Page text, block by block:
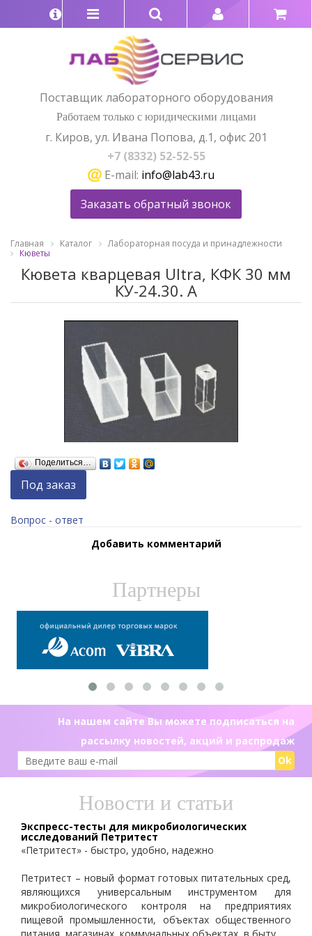
Поставщик лабораторного оборудования
Работаем только с юридическими лицами
г. Киров, ул. Ивана Попова, д.1, офис 201
+7 (8332) 52-52-55
E-mail: info@lab43.ru
Заказать обратный звонок
Главная Каталог
Лабораторная посуда и принадлежности
Кюветы
Кювета кварцевая Ultra, КФК 30 мм
КУ-24.30. А
Поделиться…
Под заказ
Вопрос - ответ
Добавить комментарий
Партнеры
На нашем сайте Вы можете подписаться на
рассылку новостей, акций и распродаж
Ok
Новости и статьи
Экспресс-тесты для микробиологических
исследований Петритест
«Петритест» - быстро, удобно, надежно
Петритест – новый формат готовых питательных сред,
являющихся универсальным инструментом для
микробиологического контроля на предприятиях
пищевой промышленности, объектах общественного